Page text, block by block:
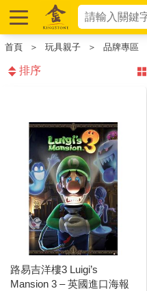
首頁 ＞ 玩具親子 ＞ 品牌專區
排序
路易吉洋樓3 Luigi’s
Mansion 3 – 英國進口海報